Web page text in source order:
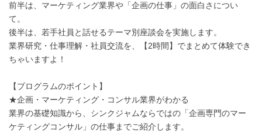
前半は、マーケティング業界や「企画の仕事」の面白さについ
て。
後半は、若手社員と話せるテーマ別座談会を実施します。
業界研究・仕事理解・社員交流を、【2時間】でまとめて体験でき
ちゃいますよ！
【プログラムのポイント】
★企画・マーケティング・コンサル業界がわかる
業界の基礎知識から、シンクジャムならではの「企画専門のマー
ケティングコンサル」の仕事までご紹介します。